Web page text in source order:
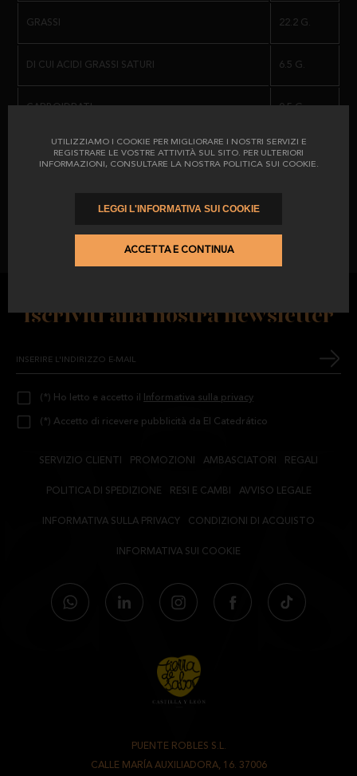
UTILIZZIAMO I COOKIE PER MIGLIORARE I NOSTRI SERVIZI E
REGISTRARE LE VOSTRE ATTIVITÀ SUL SITO. PER ULTERIORI
INFORMAZIONI, CONSULTARE LA NOSTRA POLITICA SUI COOKIE.
ACCETTA E CONTINUA
GRASSI 22.2 G.
DI CUI ACIDI GRASSI SATURI 6.5 G.
CARBOIDRATI 0.5 G.
DI CUI ZUCCHERI 0.5 G.
1.9 G.
Iscriviti alla nostra newsletter
(*) Ho letto e accetto il Informativa sulla privacy
(*) Accetto di ricevere pubblicità da El Catedrático
SERVIZIO CLIENTI PROMOZIONI AMBASCIATORI REGALI
POLITICA DI SPEDIZIONE RESI E CAMBI AVVISO LEGALE
INFORMATIVA SULLA PRIVACY CONDIZIONI DI ACQUISTO
INFORMATIVA SUI COOKIE
PUENTE ROBLES S.L.
CALLE MARÍA AUXILIADORA, 16. 37006
LEGGI L'INFORMATIVA SUI COOKIE